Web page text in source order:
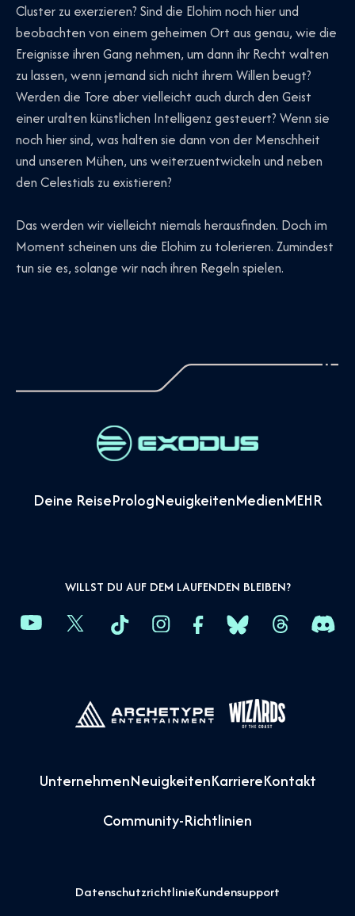
Cluster zu exerzieren? Sind die Elohim noch hier und
beobachten von einem geheimen Ort aus genau, wie die
Ereignisse ihren Gang nehmen, um dann ihr Recht walten
zu lassen, wenn jemand sich nicht ihrem Willen beugt?
Werden die Tore aber vielleicht auch durch den Geist
einer uralten künstlichen Intelligenz gesteuert? Wenn sie
noch hier sind, was halten sie dann von der Menschheit
und unseren Mühen, uns weiterzuentwickeln und neben
den Celestials zu existieren?
Das werden wir vielleicht niemals herausfinden. Doch im
Moment scheinen uns die Elohim zu tolerieren. Zumindest
tun sie es, solange wir nach ihren Regeln spielen.
Deine ReisePrologNeuigkeitenMedienMEHR
WILLST DU AUF DEM LAUFENDEN BLEIBEN?
UnternehmenNeuigkeitenKarriereKontakt
Community-Richtlinien
DatenschutzrichtlinieKundensupport